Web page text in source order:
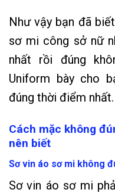
Như vậy bạn đã
sơ mi công sở nữ
nhất rồi đúng
Uniform bày cho
đúng thời điểm nhất.
Cách mặc không
nên biết
Sơ vin áo sơ mi không
Sơ vin áo sơ mi